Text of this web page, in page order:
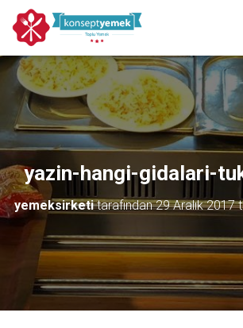
yazin-hangi-gidalari-
yemeksirketitarafından29 Aralık 2017